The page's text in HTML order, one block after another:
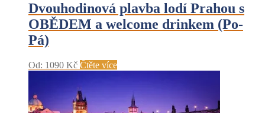
Dvouhodinová plavba lodí Prahou s
OBĚDEM a welcome drinkem (Po-
Pá)
Od: 1090 Kč Čtěte více